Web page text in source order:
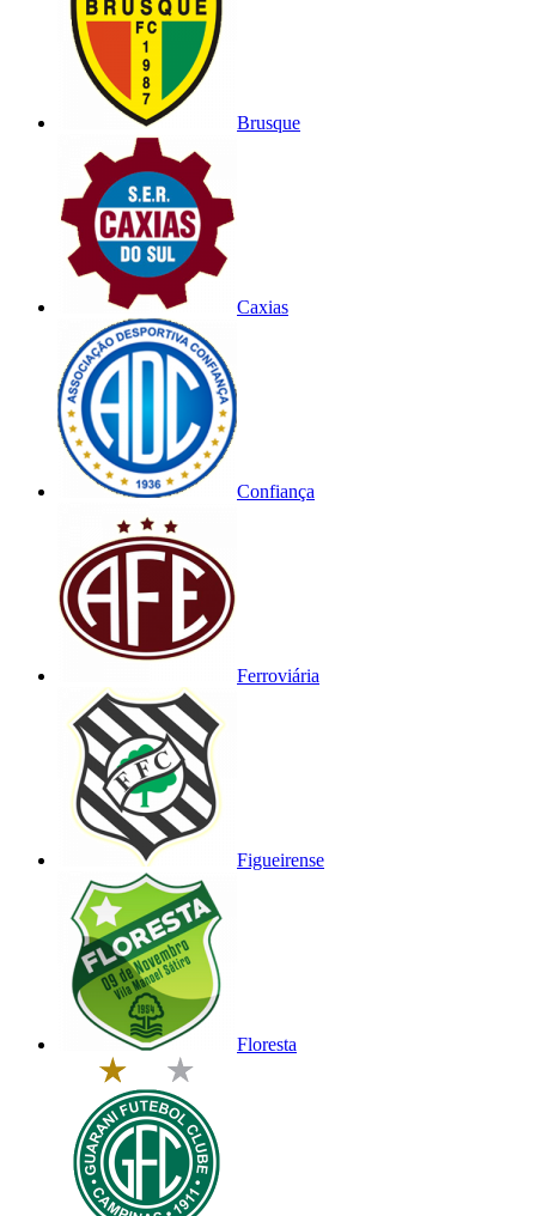
Brusque
Caxias
Confiança
Ferroviária
Figueirense
Floresta